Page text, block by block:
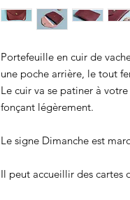
Portefeuille en cuir de
une poche arrière, le tout
Le cuir va se patiner à
fonçant légèrement.
Le signe Dimanche est
Il peut accueillir des cartes